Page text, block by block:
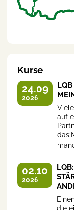
Kurse
24.09
2026
LQB
auf
02.10
2026
die